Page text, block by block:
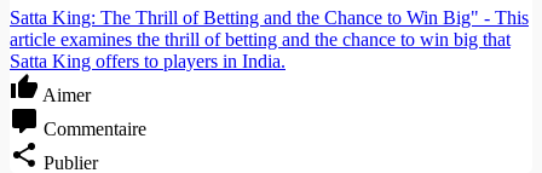
Satta King: The Thrill of Betting and the Chance to Win Big" - This
article examines the thrill of betting and the chance to win big that
Satta King offers to players in India.
Aimer
Commentaire
Publier